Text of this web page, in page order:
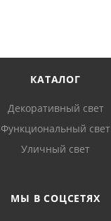
КАТАЛОГ
Декоративный свет
Функциональный свет
Уличный свет
МЫ В СОЦСЕТЯХ